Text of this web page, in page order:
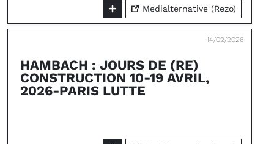
Medialternative (Rezo)
14/02/2026
HAMBACH : JOURS DE (RE)
CONSTRUCTION 10-19 AVRIL,
2026-PARIS LUTTE